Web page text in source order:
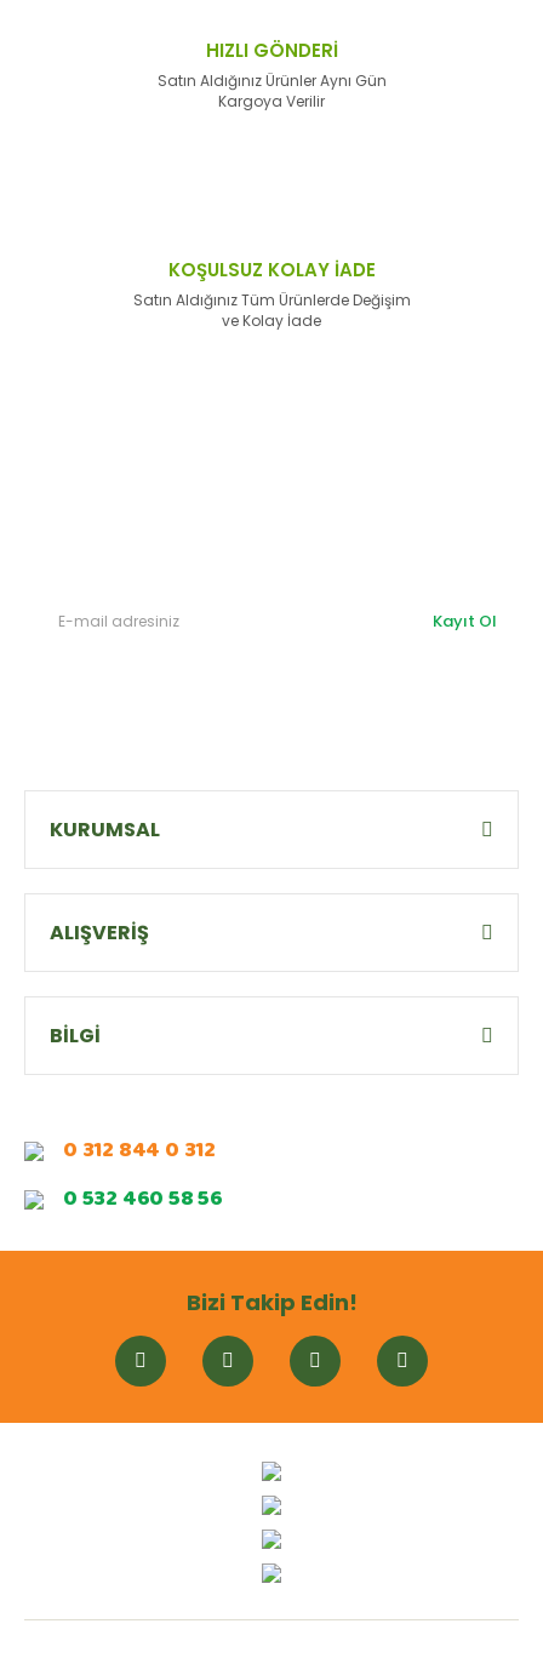
HIZLI GÖNDERİ
Satın Aldığınız Ürünler Aynı Gün
Kargoya Verilir
KOŞULSUZ KOLAY İADE
Satın Aldığınız Tüm Ürünlerde Değişim
ve Kolay İade
Kayıt Ol
KURUMSAL
ALIŞVERİŞ
BİLGİ
0 312 844 0 312
0 532 460 58 56
Bizi Takip Edin!